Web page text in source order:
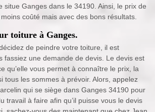
situe Ganges dans le 34190. Ainsi, le prix de
coûté mais avec des bons résultats.
toiture à Ganges.
de peindre votre toiture, il est
fassiez une demande de devis. Le devis est
qu’elle vous permet à connaître le prix, la
tous les sommes à prévoir. Alors, appelez
qui se siège dans Ganges 34190 pour
travail à faire afin qu’il puisse vous le devis